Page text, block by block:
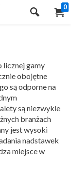
0
licznej gamy
obojętne
są odporne na
są niezwykle
branżach
jest wysoki
nadstawek
miejsce w